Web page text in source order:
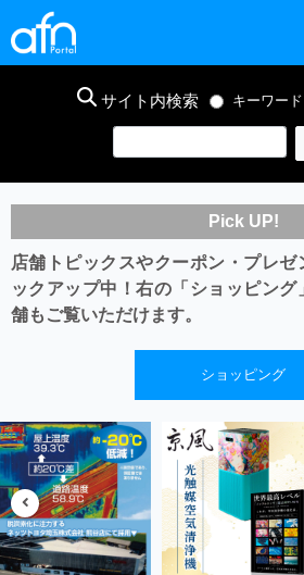
サイト内検索 キーワード
Pick UP!
店舗トピックスやクーポン・プレ
ックアップ中！右の「ショッピング
舗もご覧いただけます。
ショッピング